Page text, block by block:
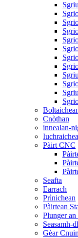
Cnòthan
innealan-
Pàirt CNC
Seafta
Earrach
Prìnichean
Pàirtean
Plunger an
Seasamh-
Gèar